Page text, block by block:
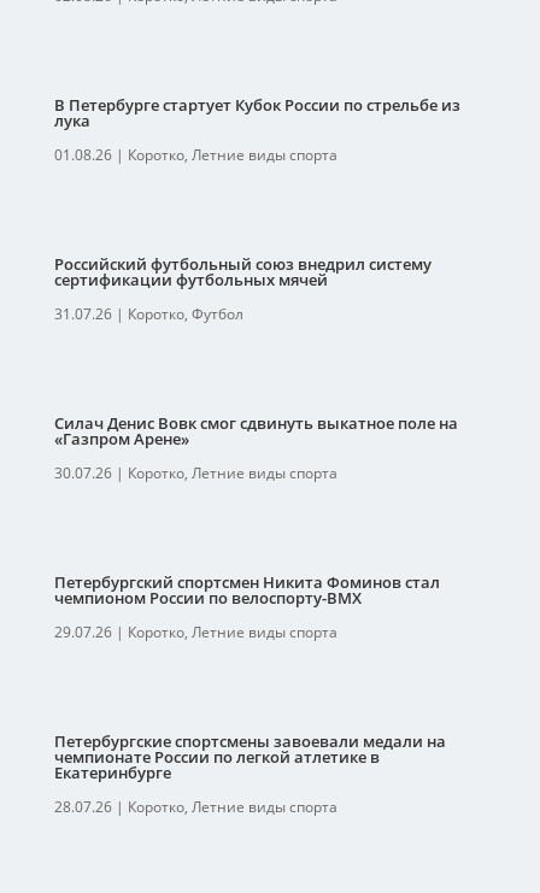
В Петербурге стартует Кубок России по стрельбе из
лука
01.08.26| Коротко, Летние виды спорта
Российский футбольный союз внедрил систему
сертификации футбольных мячей
31.07.26| Коротко, Футбол
Силач Денис Вовк смог сдвинуть выкатное поле на
«Газпром Арене»
30.07.26| Коротко, Летние виды спорта
Петербургский спортсмен Никита Фоминов стал
чемпионом России по велоспорту-ВМХ
29.07.26| Коротко, Летние виды спорта
Петербургские спортсмены завоевали медали на
чемпионате России по легкой атлетике в
Екатеринбурге
28.07.26| Коротко, Летние виды спорта